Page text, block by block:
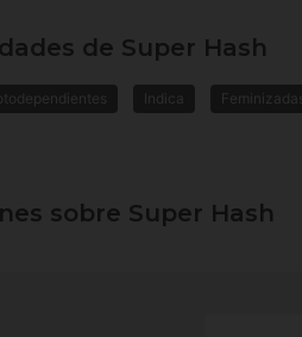
de Super Hash
Indica Feminizadas
sobre Super Hash